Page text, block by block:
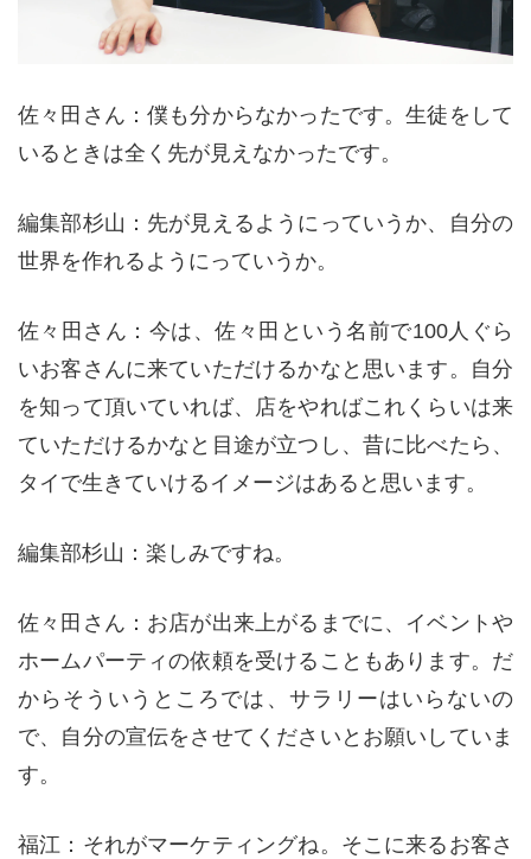
佐々田さん：僕も分からなかったです。生徒をして
いるときは全く先が見えなかったです。
編集部杉山：先が見えるようにっていうか、自分の
世界を作れるようにっていうか。
佐々田さん：今は、佐々田という名前で100人ぐら
いお客さんに来ていただけるかなと思います。自分
を知って頂いていれば、店をやればこれくらいは来
ていただけるかなと目途が立つし、昔に比べたら、
タイで生きていけるイメージはあると思います。
編集部杉山：楽しみですね。
佐々田さん：お店が出来上がるまでに、イベントや
ホームパーティの依頼を受けることもあります。だ
からそういうところでは、サラリーはいらないの
で、自分の宣伝をさせてくださいとお願いしていま
す。
福江：それがマーケティングね。そこに来るお客さ